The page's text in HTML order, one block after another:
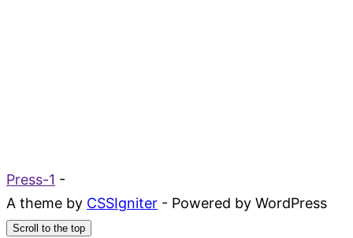
Press-1 -
A theme by CSSIgniter - Powered by WordPress
Scroll to the top